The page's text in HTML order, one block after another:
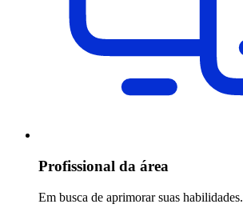
Profissional da área
Em busca de aprimorar suas habilidades.